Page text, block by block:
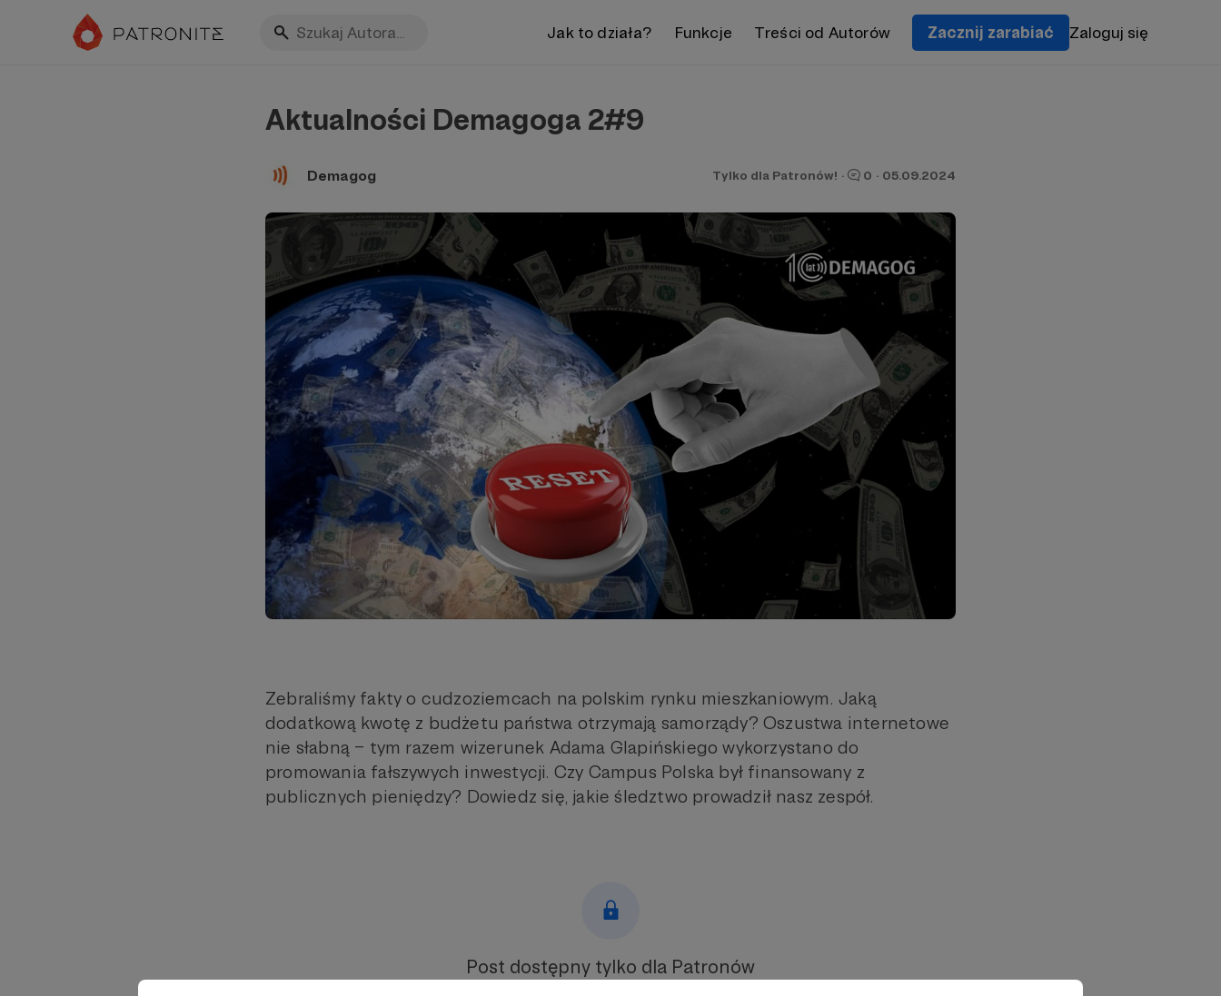
Jak to działa? Funkcje Treści od Autorów Zacznij zarabiać Zaloguj się
Aktualności Demagoga 2#9
Demagog Tylko dla Patronów! · 0 · 05.09.2024
Zebraliśmy fakty o cudzoziemcach na polskim rynku mieszkaniowym. Jaką
dodatkową kwotę z budżetu państwa otrzymają samorządy? Oszustwa internetowe
nie słabną – tym razem wizerunek Adama Glapińskiego wykorzystano do
promowania fałszywych inwestycji. Czy Campus Polska był finansowany z
publicznych pieniędzy? Dowiedz się, jakie śledztwo prowadził nasz zespół.
Post dostępny tylko dla Patronów